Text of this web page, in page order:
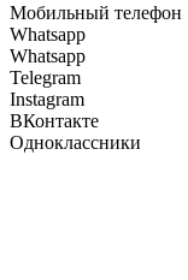
Мобильный телефон
Whatsapp
Whatsapp
Telegram
Instagram
ВКонтакте
Одноклассники